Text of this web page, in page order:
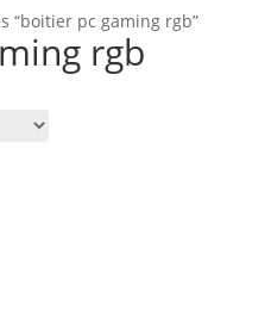
“boitier pc gaming rgb”
rgb